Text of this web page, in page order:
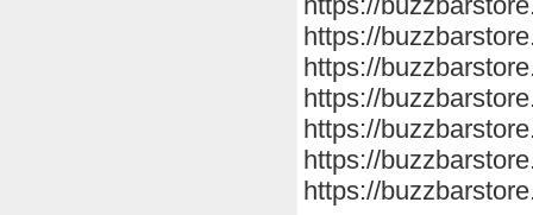
https://
https://
https://
https://
https://
https://